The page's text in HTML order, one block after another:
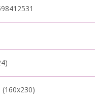
(160x230)